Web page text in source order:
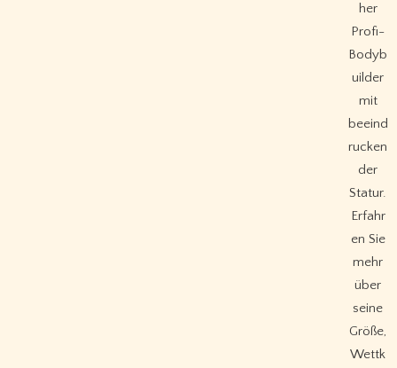
her
Profi-
Bodyb
uilder
mit
beeind
rucken
der
Statur.
Erfahr
en Sie
mehr
über
seine
Größe,
Wettk